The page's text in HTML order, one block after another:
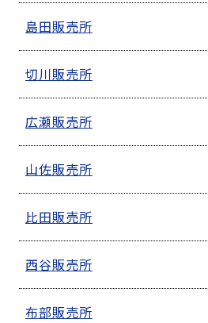
島田販売所
切川販売所
広瀬販売所
山佐販売所
比田販売所
西谷販売所
布部販売所